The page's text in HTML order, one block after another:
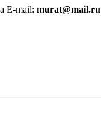
E-mail: murat@mail.ru